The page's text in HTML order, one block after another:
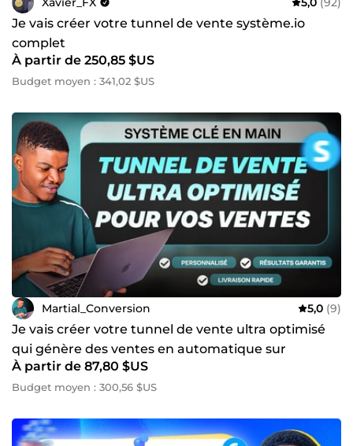
Je vais créer votre tunnel de vente système.io
complet
À partir de 250,85 $US
Budget moyen : 341,02 $US
Martial_Conversion 5,0 (9)
Je vais créer votre tunnel de vente ultra optimisé
qui génère des ventes en automatique sur
Systeme.io
À partir de 87,80 $US
Budget moyen : 300,56 $US